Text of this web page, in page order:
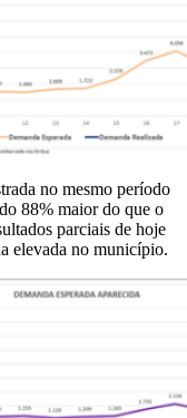
no mesmo período
88% maior do que o
parciais de hoje
elevada no município.